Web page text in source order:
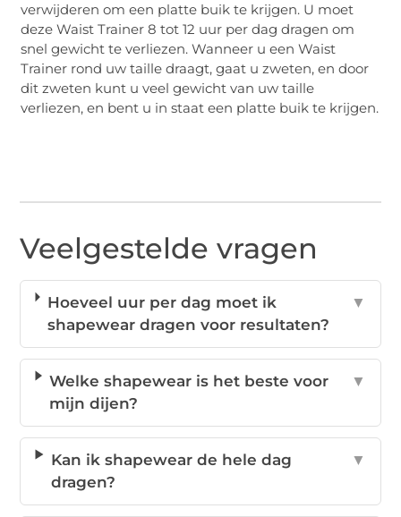
verwijderen om een platte buik te krijgen. U moet
deze Waist Trainer 8 tot 12 uur per dag dragen om
snel gewicht te verliezen. Wanneer u een Waist
Trainer rond uw taille draagt, gaat u zweten, en door
dit zweten kunt u veel gewicht van uw taille
verliezen, en bent u in staat een platte buik te krijgen.
Veelgestelde vragen
Hoeveel uur per dag moet ik
shapewear dragen voor resultaten?
▼
Welke shapewear is het beste voor
mijn dijen?
▼
Kan ik shapewear de hele dag
dragen?
▼